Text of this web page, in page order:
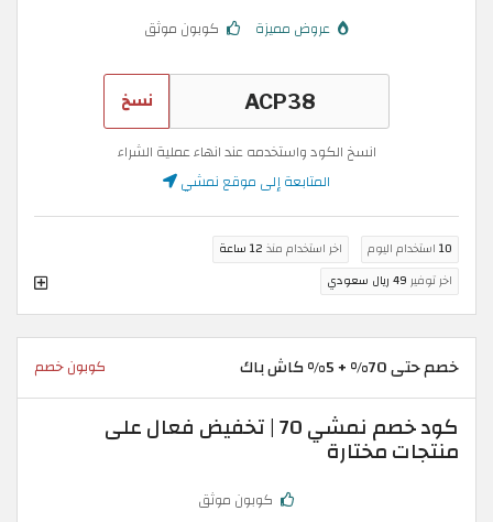
عروض مميزة كوبون موثق
نسخ
انسخ الكود واستخدمه عند انهاء عملية الشراء
المتابعة إلى موقع نمشي
10 استخدام اليوم اخر استخدام منذ 12 ساعة
اخر توفير 49 ريال سعودي
خصم حتى 70% + 5% كاش باك كوبون خصم
كود خصم نمشي 70 | تخفيض فعال على
منتجات مختارة
كوبون موثق